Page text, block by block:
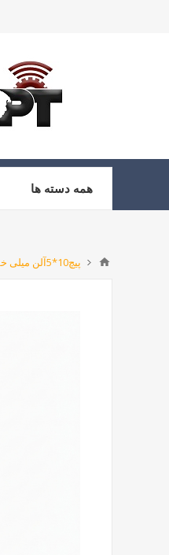
همه دسته ها
پیچ10*5آلن میلی خشکه